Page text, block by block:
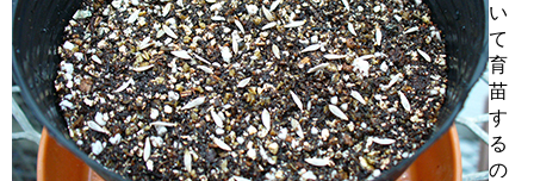
い
て
育
苗
す
る
の